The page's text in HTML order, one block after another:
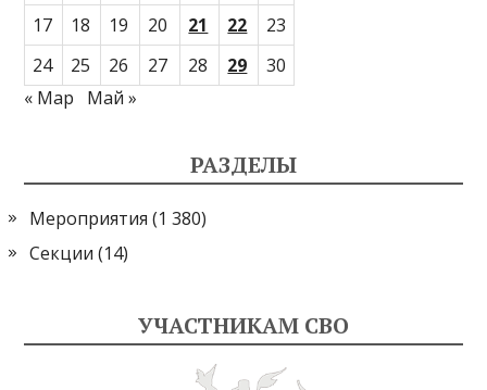
17
18 19 20 21 22
23
24
25 26 27 28 29
30
« Мар
Май »
РАЗДЕЛЫ
Мероприятия (1 380)
Секции (14)
УЧАСТНИКАМ СВО